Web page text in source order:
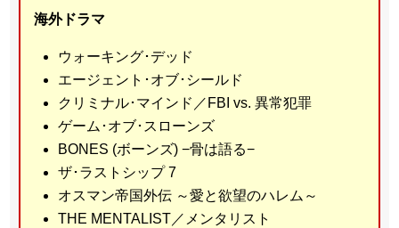
海外ドラマ
ウォーキング･デッド
エージェント･オブ･シールド
クリミナル･マインド／FBI vs. 異常犯罪
ゲーム･オブ･スローンズ
BONES (ボーンズ) −骨は語る−
ザ･ラストシップ 7
オスマン帝国外伝 ～愛と欲望のハレム～
THE MENTALIST／メンタリスト